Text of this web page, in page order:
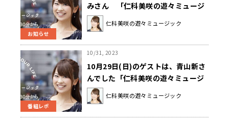
お知らせ
みさん 「仁科美咲の遊々ミュージ
ック」
仁科美咲の遊々ミュージック
番組レポ
10/31, 2023
10月29日(日)のゲストは、青山新さ
んでした「仁科美咲の遊々ミュージ
ック」
仁科美咲の遊々ミュージック